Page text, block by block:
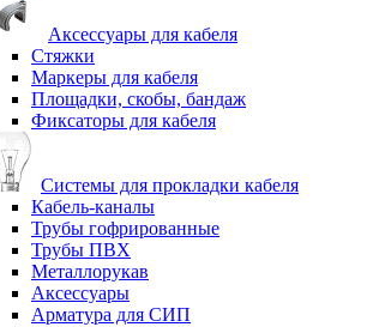
Аксессуары для кабеля
Стяжки
Маркеры для кабеля
Площадки, скобы, бандаж
Фиксаторы для кабеля
Системы для прокладки кабеля
Кабель-каналы
Трубы гофрированные
Трубы ПВХ
Металлорукав
Аксессуары
Арматура для СИП